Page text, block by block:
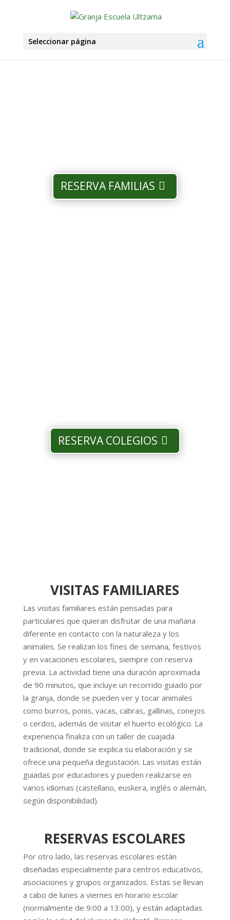
Seleccionar página
RESERVA FAMILIAS
RESERVA COLEGIOS
VISITAS FAMILIARES
Las visitas familiares están pensadas para
particulares que quieran disfrutar de una mañana
diferente en contacto con la naturaleza y los
animales. Se realizan los fines de semana, festivos
y en vacaciones escolares, siempre con reserva
previa. La actividad tiene una duración aproximada
de 90 minutos, que incluye un recorrido guiado por
la granja, donde se pueden ver y tocar animales
como burros, ponis, vacas, cabras, gallinas, conejos
o cerdos, además de visitar el huerto ecológico. La
experiencia finaliza con un taller de cuajada
tradicional, donde se explica su elaboración y se
ofrece una pequeña degustación. Las visitas están
guiadas por educadores y pueden realizarse en
varios idiomas (castellano, euskera, inglés o alemán,
según disponibilidad).
RESERVAS ESCOLARES
Por otro lado, las reservas escolares están
diseñadas especialmente para centros educativos,
asociaciones y grupos organizados. Estas se llevan
a cabo de lunes a viernes en horario escolar
(normalmente de 9:00 a 13:00), y están adaptadas